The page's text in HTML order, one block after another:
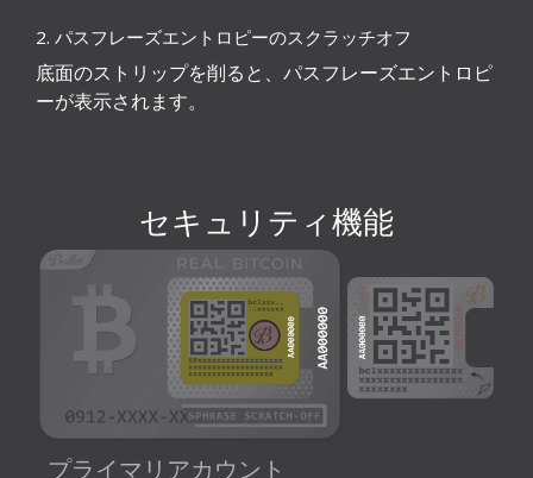
2. パスフレーズエントロピーのスクラッチオフ
底面のストリップを削ると、パスフレーズエントロピ
ーが表示されます。
セキュリティ機能
プライマリアカウント